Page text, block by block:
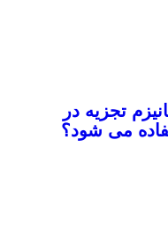
تجزیه در
می شود؟